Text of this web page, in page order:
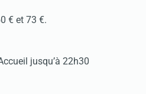
€ et 73 €.
jusqu’à 22h30